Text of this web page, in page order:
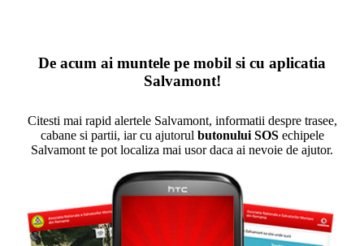
De acum ai muntele pe mobil si cu aplicatia
Salvamont!
Citesti mai rapid alertele Salvamont, informatii despre trasee,
cabane si partii, iar cu ajutorul butonului SOSechipele
Salvamont te pot localiza mai usor daca ai nevoie de ajutor.